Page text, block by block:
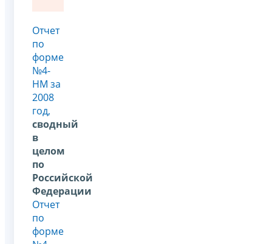
Отчет
по
форме
№4-
НМ за
2008
год,
сводный
в
целом
по
Российской
Федерации
Отчет
по
форме